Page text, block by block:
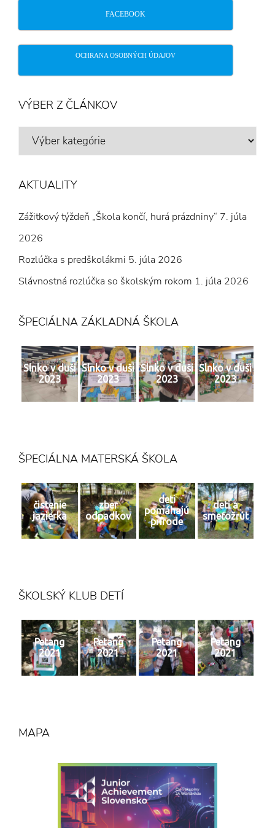
FACEBOOK
OCHRANA OSOBNÝCH ÚDAJOV
VÝBER Z ČLÁNKOV
VÝBER
AKTUALITY
Zážitkový týždeň „Škola končí, hurá prázdniny“ 7. júla
2026
Rozlúčka s predškolákmi 5. júla 2026
Slávnostná rozlúčka so školským rokom 1. júla 2026
ŠPECIÁLNA ZÁKLADNÁ ŠKOLA
Slnko v duši
2023
Slnko v duši
2023
Slnko v duši
2023
Slnko v duši
2023
ŠPECIÁLNA MATERSKÁ ŠKOLA
čistenie
jazierka
zber
odpadkov
deti
pomáhajú
prírode
deti a
smeťožrút
ŠKOLSKÝ KLUB DETÍ
Petang
2021
Petang
2021
Petang
2021
Petang
2021
MAPA